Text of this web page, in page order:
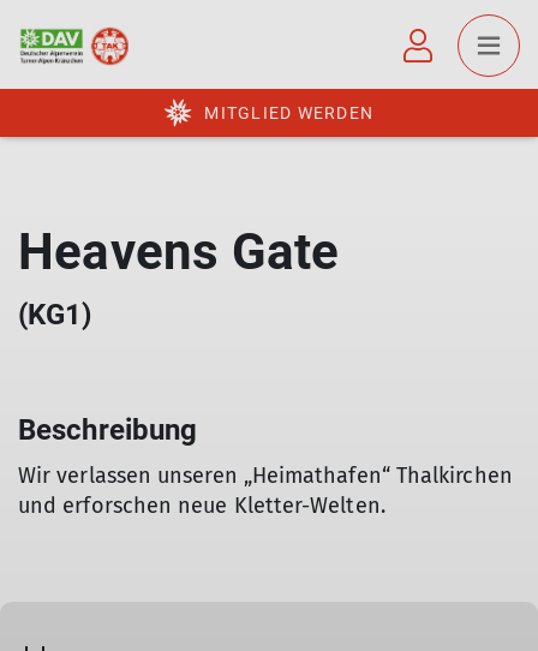
MITGLIED WERDEN
Heavens Gate
(KG1)
Beschreibung
Wir verlassen unseren „Heimathafen“ Thalkirchen
und erforschen neue Kletter-Welten.